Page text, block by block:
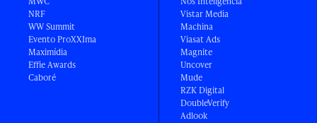
NRF
WW Summit
Evento ProXXIma
Maximídia
Effie Awards
Caboré
Vistar Media
Machina
Viasat Ads
Magnite
Uncover
Mude
RZK Digital
DoubleVerify
Adlook